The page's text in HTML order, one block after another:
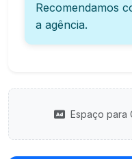
Recomendamos
a agência.
Espaço para